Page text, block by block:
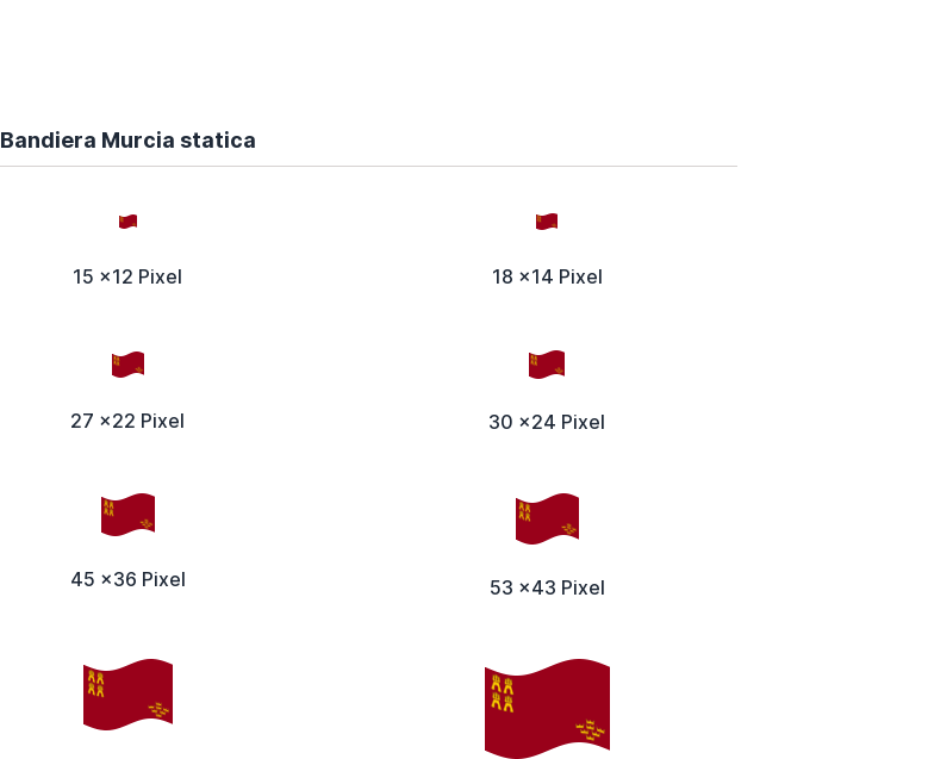
Bandiera Murcia statica
15 x12 Pixel 18 x14 Pixel
27 x22 Pixel 30 x24 Pixel
45 x36 Pixel 53 x43 Pixel